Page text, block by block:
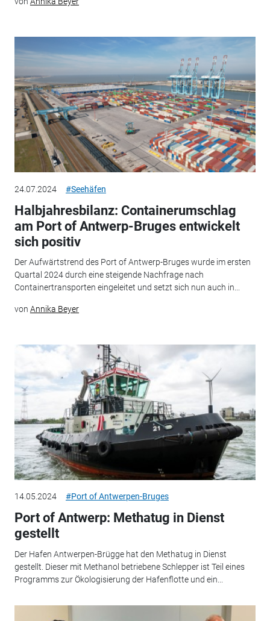
24.07.2024 #Seehäfen
Halbjahresbilanz: Containerumschlag
am Port of Antwerp-Bruges entwickelt
sich positiv
Der Aufwärtstrend des Port of Antwerp-Bruges wurde im ersten
Quartal 2024 durch eine steigende Nachfrage nach
Containertransporten eingeleitet und setzt sich nun auch in...
von Annika Beyer
14.05.2024 #Port of Antwerpen-Bruges
Port of Antwerp: Methatug in Dienst
gestellt
Der Hafen Antwerpen-Brügge hat den Methatug in Dienst
gestellt. Dieser mit Methanol betriebene Schlepper ist Teil eines
Programms zur Ökologisierung der Hafenflotte und ein...